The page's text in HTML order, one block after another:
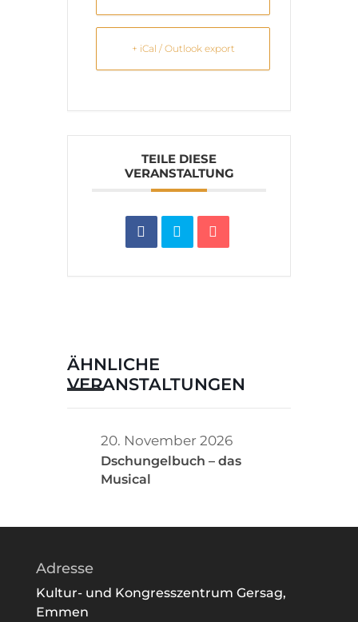
+ iCal / Outlook export
TEILE DIESE
VERANSTALTUNG
ÄHNLICHE
VERANSTALTUNGEN
20. November 2026
Dschungelbuch – das
Musical
Adresse
Kultur- und Kongresszentrum Gersag,
Emmen